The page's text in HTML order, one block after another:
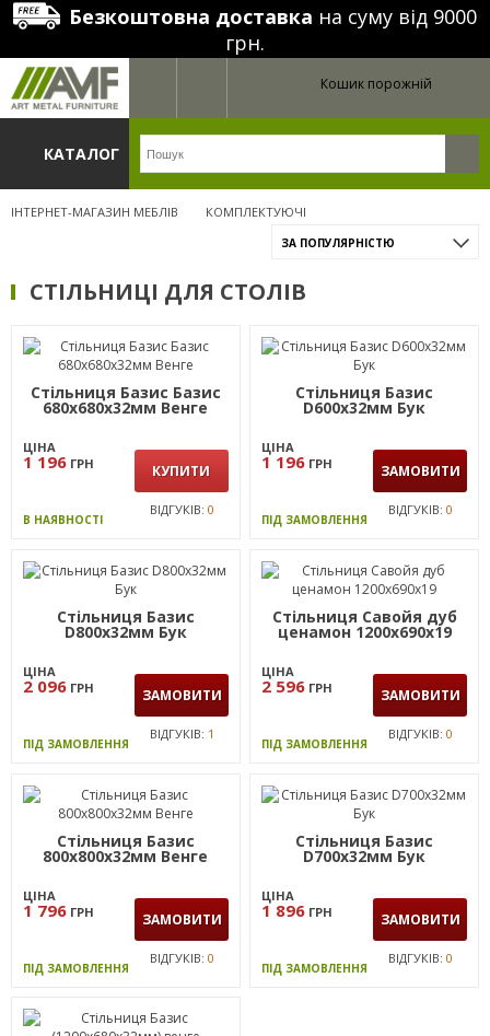
Безкоштовна доставка на суму від 9000
грн.
Кошик порожній
КАТАЛОГ
ІНТЕРНЕТ-МАГАЗИН МЕБЛІВ КОМПЛЕКТУЮЧІ
ЗА ПОПУЛЯРНІСТЮ
СТІЛЬНИЦІ ДЛЯ СТОЛІВ
Стільниця Базис Базис
680х680х32мм Венге
ЦІНА
1 196 ГРН КУПИТИ
В НАЯВНОСТІ
ВІДГУКІВ: 0
Стільниця Базис
D600х32мм Бук
ЦІНА
1 196 ГРН ЗАМОВИТИ
ПІД ЗАМОВЛЕННЯ
ВІДГУКІВ: 0
Стільниця Базис
D800х32мм Бук
ЦІНА
2 096 ГРН ЗАМОВИТИ
ПІД ЗАМОВЛЕННЯ
ВІДГУКІВ: 1
Стільниця Савойя дуб
ценамон 1200х690х19
ЦІНА
2 596 ГРН ЗАМОВИТИ
ПІД ЗАМОВЛЕННЯ
ВІДГУКІВ: 0
Стільниця Базис
800х800х32мм Венге
ЦІНА
1 796 ГРН ЗАМОВИТИ
ПІД ЗАМОВЛЕННЯ
ВІДГУКІВ: 0
Стільниця Базис
D700х32мм Бук
ЦІНА
1 896 ГРН ЗАМОВИТИ
ПІД ЗАМОВЛЕННЯ
ВІДГУКІВ: 0